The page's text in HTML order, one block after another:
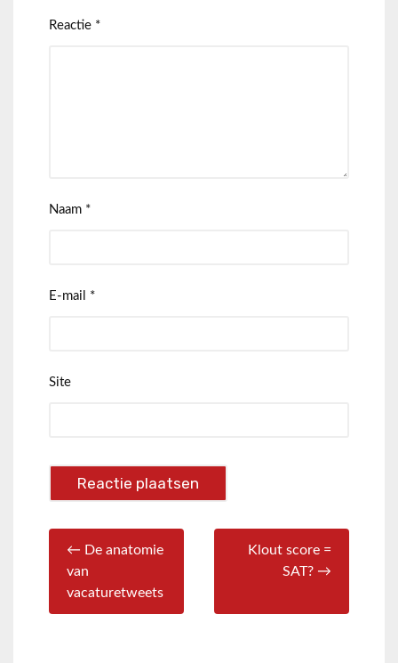
Reactie *
Naam *
E-mail *
Site
← De anatomie
van
vacaturetweets
Klout score =
SAT? →